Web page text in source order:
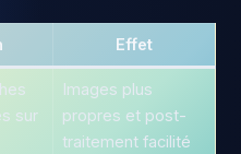
Effet
sur
Images plus
propres et post-
traitement facilité